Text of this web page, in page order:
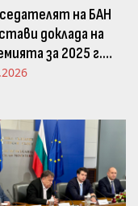
на БАН
доклада на
за 2025 г.